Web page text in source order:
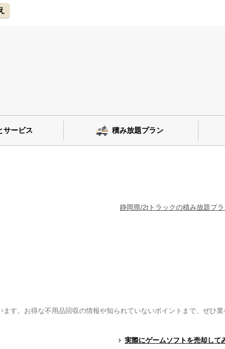
サービス 積み放題プラン
静岡県/2tトラックの積み放題プ
す。お得な不用品回収の情報や知られていないポイントまで、ぜひ
実際にゲームソフトを売却して